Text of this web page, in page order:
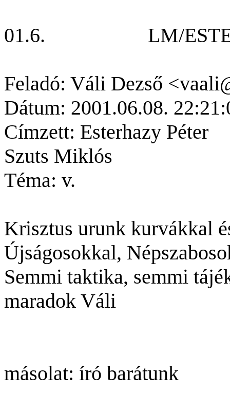
01.6. LM/
Feladó: Váli Dezső
Dátum: 2001.06.08.
Címzett: Esterhazy Péter
Szuts Miklós
Téma: v.
Krisztus urunk kurvákkal
Újságosokkal,
Semmi taktika, semmi
maradok Váli
másolat: író barátunk